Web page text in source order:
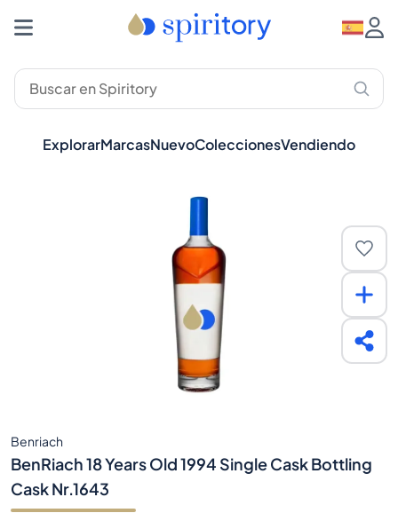
ExplorarMarcasNuevoColeccionesVendiendo
Benriach
BenRiach 18 Years Old 1994 Single Cask Bottling
Cask Nr.1643